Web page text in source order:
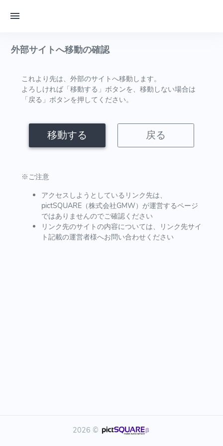
外部サイトへ移動の確認
これより先は、外部のサイトへ移動します。
よろしければ「移動する」ボタンを、移動しない場合は
「戻る」ボタンを押してください。
移動する 戻る
※ご注意
アクセスしようとしているリンク先は、
pictSQUARE（株式会社GMW）が運営するページ
ではありませんのでご確認ください
リンク先のサイトの内容については、リンク先サイ
ト記載の運営者様へお問い合わせください
2026 ©